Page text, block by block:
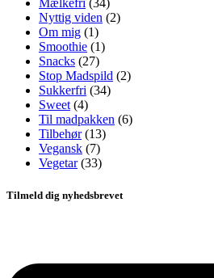
Mælkefri (34)
Nyttig viden (2)
Om mig (1)
Smoothie (1)
Snacks (27)
Stop Madspild (2)
Sukkerfri (34)
Sweet (4)
Til madpakken (6)
Tilbehør(13)
Vegansk (7)
Vegetar(33)
Tilmeld dig nyhedsbrevet